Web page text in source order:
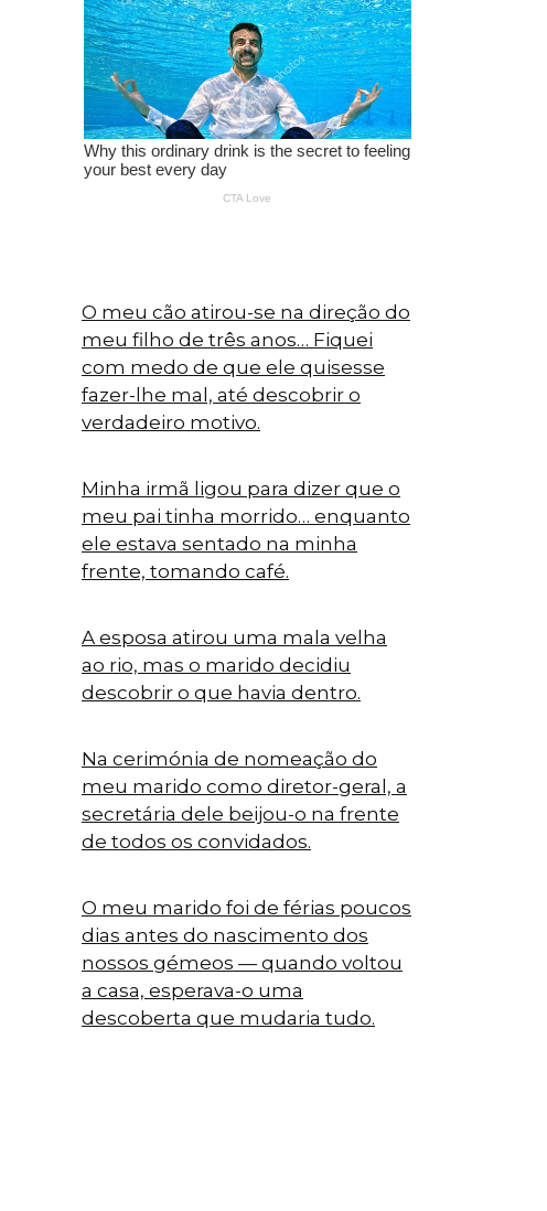
O meu cão atirou-se na direção do
meu filho de três anos… Fiquei
com medo de que ele quisesse
fazer-lhe mal, até descobrir o
verdadeiro motivo.
Minha irmã ligou para dizer que o
meu pai tinha morrido… enquanto
ele estava sentado na minha
frente, tomando café.
A esposa atirou uma mala velha
ao rio, mas o marido decidiu
descobrir o que havia dentro.
Na cerimónia de nomeação do
meu marido como diretor-geral, a
secretária dele beijou-o na frente
de todos os convidados.
O meu marido foi de férias poucos
dias antes do nascimento dos
nossos gémeos — quando voltou
a casa, esperava-o uma
descoberta que mudaria tudo.